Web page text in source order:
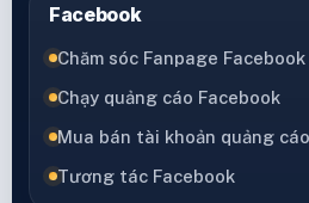
Facebook
Chăm sóc Fanpage Facebook
Chạy quảng cáo Facebook
Mua bán tài khoản quảng
Tương tác Facebook